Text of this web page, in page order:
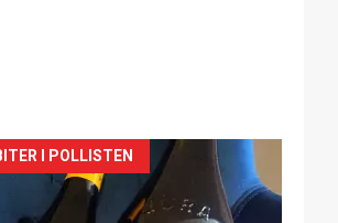
I POLLISTEN